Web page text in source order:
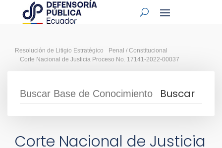
Resolución de Litigio Estratégico
Penal / Constitucional
Corte Nacional de Justicia Proceso No. 17141-2022-00037
Corte Nacional de Justicia